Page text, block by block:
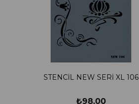
STENCİL NEW SERİ XL 106
₺98,00